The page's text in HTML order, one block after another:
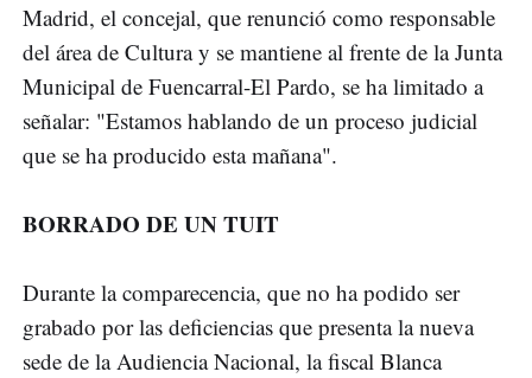
Madrid, el concejal, que renunció como responsable
del área de Cultura y se mantiene al frente de la Junta
Municipal de Fuencarral-El Pardo, se ha limitado a
señalar: "Estamos hablando de un proceso judicial
que se ha producido esta mañana".
BORRADO DE UN TUIT
Durante la comparecencia, que no ha podido ser
grabado por las deficiencias que presenta la nueva
sede de la Audiencia Nacional, la fiscal Blanca